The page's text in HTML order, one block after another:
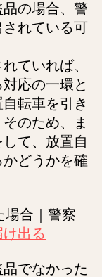
の場合、警
れている可
ていれば、
応の一環と
転車を引き
のため、ま
て、放置自
どうかを確
場合｜警察
出る
でなかった